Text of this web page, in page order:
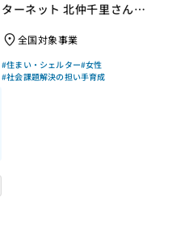
ターネット 北仲千里さん×
ん【聞き手】
全国対象事業
#住まい・シェルター#女性
#社会課題解決の担い手育成